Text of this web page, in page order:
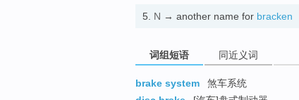
5. N → another name for bracken
词组短语 同近义词
brake system
煞车系统